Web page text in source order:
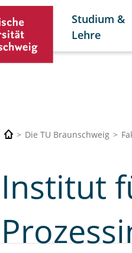
Studium &
Lehre
Die TU Braunschweig
Institut